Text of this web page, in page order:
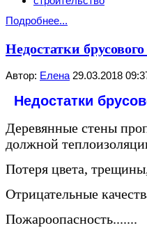
Подробнее...
Недостатки
Автор: Елена 29.03.2018
Недостатки
Деревянные стены
должной
Потеря цвета,
Отрицательные
Пожароопасность.......